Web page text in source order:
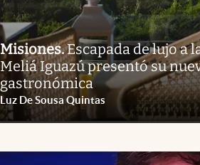
Misiones.Escapada de lujo a
Meliá Iguazú presentó su
gastronómica
Luz De Sousa Quintas